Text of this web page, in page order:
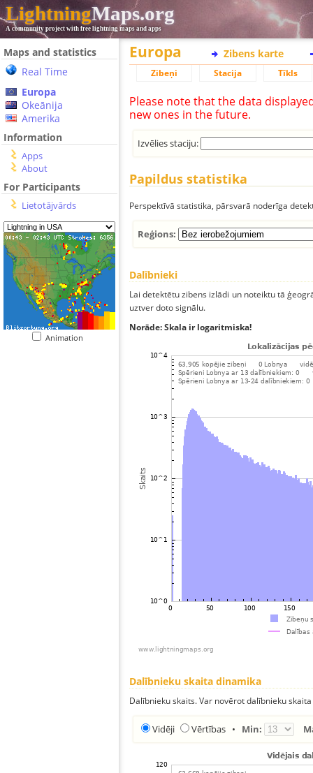
LightningMaps.org
A community project with free lightning maps and apps
Maps and statistics
Real Time
Europa
Okeānija
Amerika
Information
Apps
About
For Participants
Lietotājvārds
Animation
Europa Zibens karte
Zibeņi Stacija Tīkls
Please note that the data
new ones in the future.
Izvēlies staciju:
Papildus statistika
Perspektīvā statistika, pārsvarā noderīga
Reģions:
Dalībnieki
Lai detektētu zibens izlādi un noteiktu tā
uztver doto signālu.
Norāde: Skala ir logaritmiska!
Dalībnieku skaita dinamika
Dalībnieku skaits. Var novērot dalībnieku
Vidēji Vērtības • Min: